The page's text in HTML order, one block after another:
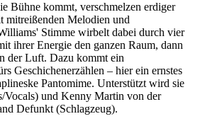
Bühne kommt, verschmelzen erdiger
mitreißenden Melodien und
Stimme wirbelt dabei durch vier
ihrer Energie den ganzen Raum, dann
der Luft. Dazu kommt ein
Geschichenerzählen – hier ein ernstes
Pantomime. Unterstützt wird sie
Vocals) und Kenny Martin von der
Defunkt (Schlagzeug).